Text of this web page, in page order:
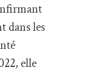
dans les
elle